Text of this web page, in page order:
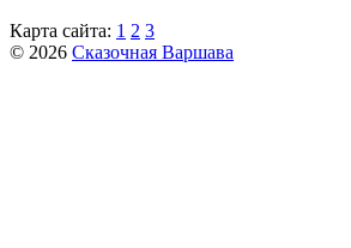
Карта сайта: 1 2 3
© 2026 Сказочная Варшава